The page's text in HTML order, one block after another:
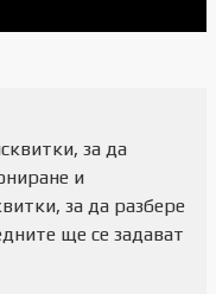
за да
и
за да разбере
ще се задават